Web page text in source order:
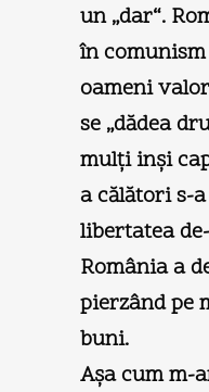
un „dar“.
în
oameni
se „dădea
mulţi inşi
a călători s-
libertatea
România a
pierzând pe
buni.
Aşa cum m-